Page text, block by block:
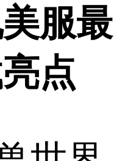
服最
点